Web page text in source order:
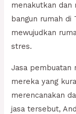
menakutkan dan
bangun rumah di
mewujudkan
stres.
Jasa pembuatan
mereka yang
merencanakan
jasa tersebut,